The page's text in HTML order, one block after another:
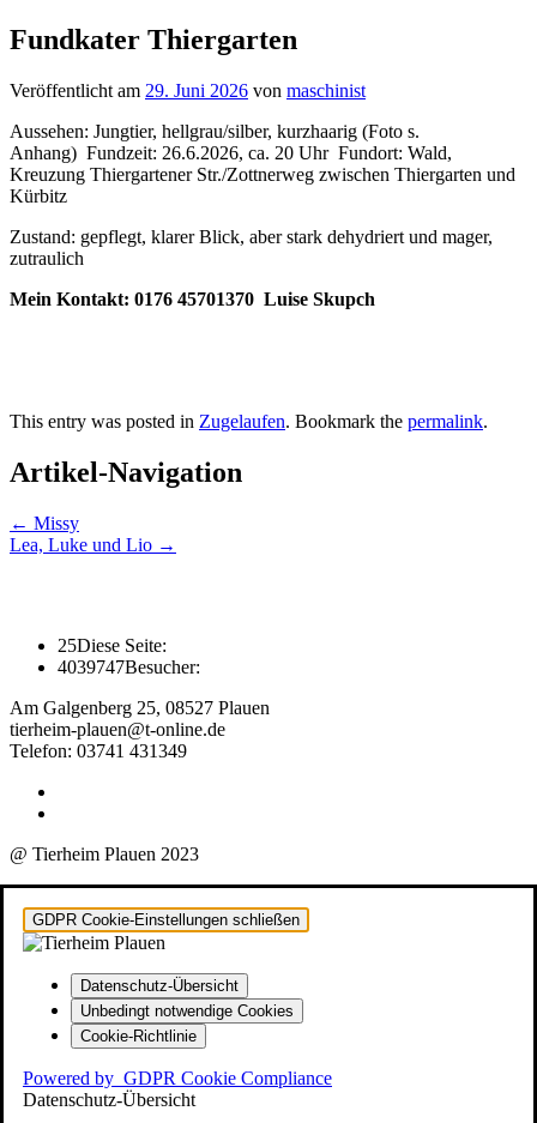
Fundkater Thiergarten
Veröffentlicht am 29. Juni 2026 von maschinist
Aussehen: Jungtier, hellgrau/silber, kurzhaarig (Foto s.
Anhang) Fundzeit: 26.6.2026, ca. 20 Uhr Fundort: Wald,
Kreuzung Thiergartener Str./Zottnerweg zwischen Thiergarten und
Kürbitz
Zustand: gepflegt, klarer Blick, aber stark dehydriert und mager,
zutraulich
Mein Kontakt: 0176 45701370 Luise Skupch
This entry was posted in Zugelaufen. Bookmark the permalink.
Artikel-Navigation
← Missy
Lea, Luke und Lio →
25Diese Seite:
4039747Besucher:
Am Galgenberg 25, 08527 Plauen
tierheim-plauen@t-online.de
Telefon: 03741 431349
@ Tierheim Plauen 2023
GDPR Cookie-Einstellungen schließen
Datenschutz-Übersicht
Unbedingt notwendige Cookies
Cookie-Richtlinie
Powered by GDPR Cookie Compliance
Datenschutz-Übersicht